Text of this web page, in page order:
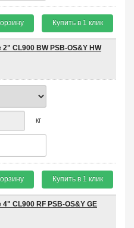
Купить в 1 клик
CL900 BW PSB-OS&Y HW
кг
Купить в 1 клик
CL900 RF PSB-OS&Y GE